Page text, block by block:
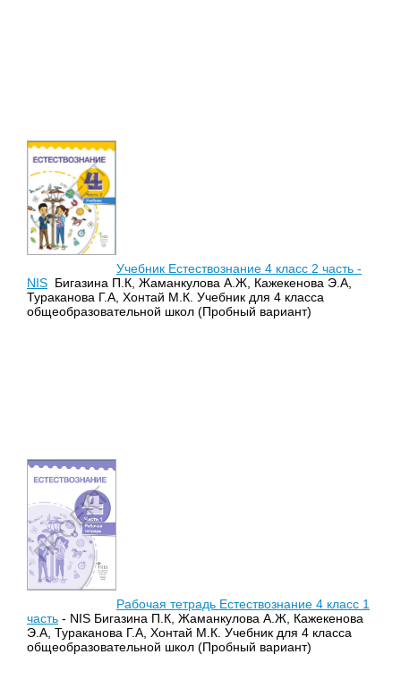
Учебник Естествознание 4 класс 2 часть -
NIS Бигазина П.К, Жаманкулова А.Ж, Кажекенова Э.А,
Тураканова Г.А, Хонтай М.К. Учебник для 4 класса
общеобразовательной школ (Пробный вариант)
Рабочая тетрадь Естествознание 4 класс 1
часть - NIS Бигазина П.К, Жаманкулова А.Ж, Кажекенова
Э.А, Тураканова Г.А, Хонтай М.К. Учебник для 4 класса
общеобразовательной школ (Пробный вариант)